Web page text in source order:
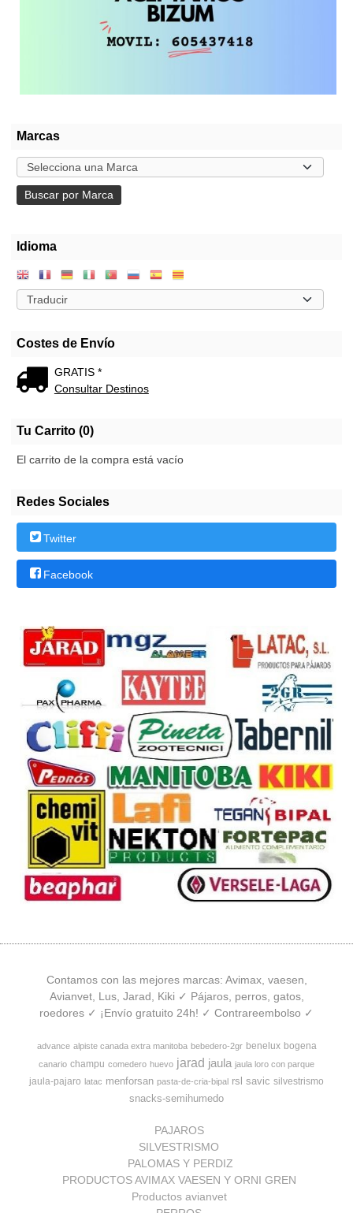
Marcas
Idioma
Costes de Envío
GRATIS *
Consultar Destinos
Tu Carrito (0)
El carrito de la compra está vacío
Redes Sociales
Twitter
Facebook
Contamos con las mejores marcas: Avimax, vaesen,
Avianvet, Lus, Jarad, Kiki ✓ Pájaros, perros, gatos,
roedores ✓ ¡Envío gratuito 24h! ✓ Contrareembolso ✓
advance alpiste canada extra manitoba bebedero-2gr benelux bogena
canario champu comedero huevo jarad jaula jaula loro con parque
jaula-pajaro latac menforsan pasta-de-cria-bipal rsl savic silvestrismo
snacks-semihumedo
PAJAROS
SILVESTRISMO
PALOMAS Y PERDIZ
PRODUCTOS AVIMAX VAESEN Y ORNI GREN
Productos avianvet